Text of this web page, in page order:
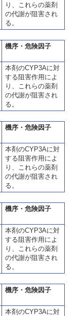
り、これらの薬剤
の代謝が阻害され
る。
機序・危険因子
本剤のCYP3Aに対
する阻害作用によ
り、これらの薬剤
の代謝が阻害され
る。
機序・危険因子
本剤のCYP3Aに対
する阻害作用によ
り、これらの薬剤
の代謝が阻害され
る。
機序・危険因子
本剤のCYP3Aに対
する阻害作用によ
り、これらの薬剤
の代謝が阻害され
る。
機序・危険因子
本剤のCYP3Aに対